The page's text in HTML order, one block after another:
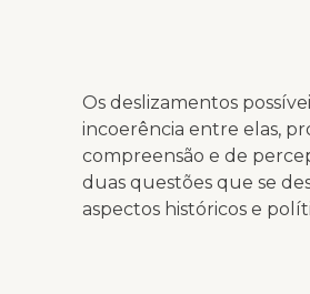
Os deslizamentos
incoerência entre elas,
compreensão e de
duas questões que se
aspectos históricos e